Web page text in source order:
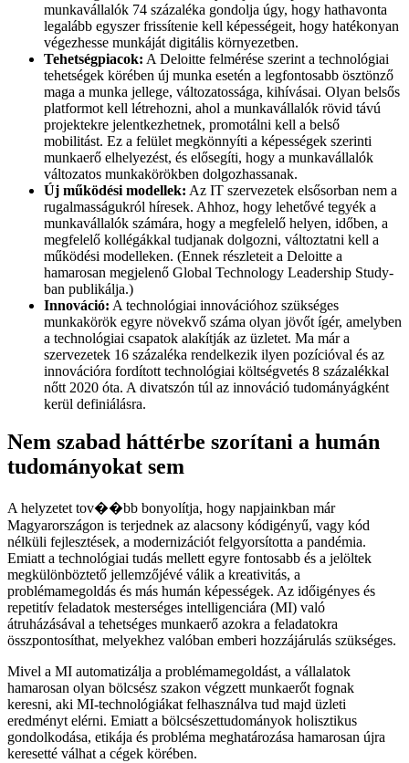
munkavállalók 74 százaléka gondolja úgy, hogy hathavonta
legalább egyszer frissítenie kell képességeit, hogy hatékonyan
végezhesse munkáját digitális környezetben.
Tehetségpiacok: A Deloitte felmérése szerint a technológiai
tehetségek körében új munka esetén a legfontosabb ösztönző
maga a munka jellege, változatossága, kihívásai. Olyan belsős
platformot kell létrehozni, ahol a munkavállalók rövid távú
projektekre jelentkezhetnek, promotálni kell a belső
mobilitást. Ez a felület megkönnyíti a képességek szerinti
munkaerő elhelyezést, és elősegíti, hogy a munkavállalók
változatos munkakörökben dolgozhassanak.
Új működési modellek: Az IT szervezetek elsősorban nem a
rugalmasságukról híresek. Ahhoz, hogy lehetővé tegyék a
munkavállalók számára, hogy a megfelelő helyen, időben, a
megfelelő kollégákkal tudjanak dolgozni, változtatni kell a
működési modelleken. (Ennek részleteit a Deloitte a
hamarosan megjelenő Global Technology Leadership Study-
ban publikálja.)
Innováció: A technológiai innovációhoz szükséges
munkakörök egyre növekvő száma olyan jövőt ígér, amelyben
a technológiai csapatok alakítják az üzletet. Ma már a
szervezetek 16 százaléka rendelkezik ilyen pozícióval és az
innovációra fordított technológiai költségvetés 8 százalékkal
nőtt 2020 óta. A divatszón túl az innováció tudományágként
kerül definiálásra.
Nem szabad háttérbe szorítani a humán
tudományokat sem
A helyzetet tov��bb bonyolítja, hogy napjainkban már
Magyarországon is terjednek az alacsony kódigényű, vagy kód
nélküli fejlesztések, a modernizációt felgyorsította a pandémia.
Emiatt a technológiai tudás mellett egyre fontosabb és a jelöltek
megkülönböztető jellemzőjévé válik a kreativitás, a
problémamegoldás és más humán képességek. Az időigényes és
repetitív feladatok mesterséges intelligenciára (MI) való
átruházásával a tehetséges munkaerő azokra a feladatokra
összpontosíthat, melyekhez valóban emberi hozzájárulás szükséges.
Mivel a MI automatizálja a problémamegoldást, a vállalatok
hamarosan olyan bölcsész szakon végzett munkaerőt fognak
keresni, aki MI-technológiákat felhasználva tud majd üzleti
eredményt elérni. Emiatt a bölcsészettudományok holisztikus
gondolkodása, etikája és probléma meghatározása hamarosan újra
keresetté válhat a cégek körében.